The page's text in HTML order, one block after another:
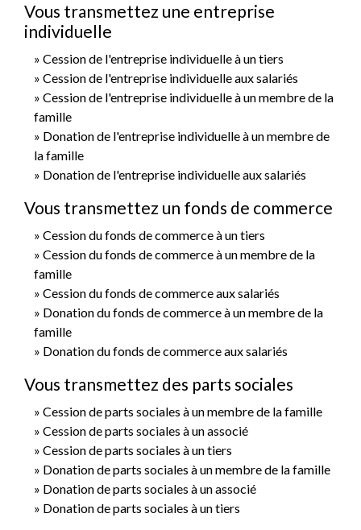
Vous transmettez une entreprise
individuelle
Cession de l'entreprise individuelle à un tiers
Cession de l'entreprise individuelle aux salariés
Cession de l'entreprise individuelle à un membre de la
famille
Donation de l'entreprise individuelle à un membre de
la famille
Donation de l'entreprise individuelle aux salariés
Vous transmettez un fonds de commerce
Cession du fonds de commerce à un tiers
Cession du fonds de commerce à un membre de la
famille
Cession du fonds de commerce aux salariés
Donation du fonds de commerce à un membre de la
famille
Donation du fonds de commerce aux salariés
Vous transmettez des parts sociales
Cession de parts sociales à un membre de la famille
Cession de parts sociales à un associé
Cession de parts sociales à un tiers
Donation de parts sociales à un membre de la famille
Donation de parts sociales à un associé
Donation de parts sociales à un tiers